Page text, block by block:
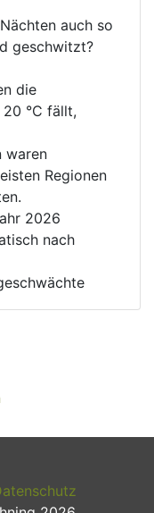
auch so
geschwitzt?
die
°C fällt,
waren
Regionen
2026
nach